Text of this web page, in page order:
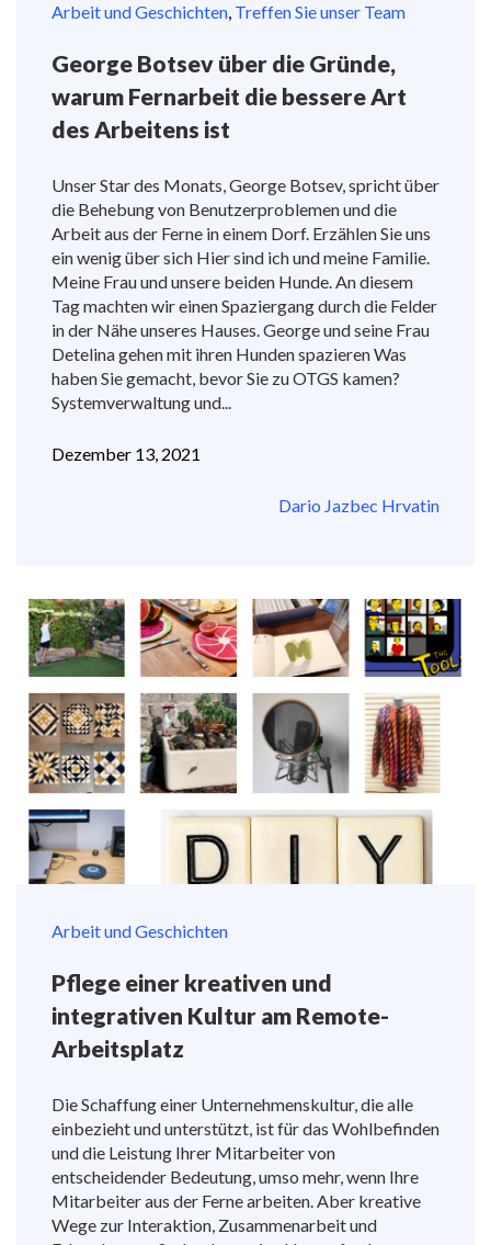
Arbeit und Geschichten, Treffen Sie unser Team
George Botsev über die Gründe,
warum Fernarbeit die bessere Art
des Arbeitens ist
Unser Star des Monats, George Botsev, spricht über
die Behebung von Benutzerproblemen und die
Arbeit aus der Ferne in einem Dorf. Erzählen Sie uns
ein wenig über sich Hier sind ich und meine Familie.
Meine Frau und unsere beiden Hunde. An diesem
Tag machten wir einen Spaziergang durch die Felder
in der Nähe unseres Hauses. George und seine Frau
Detelina gehen mit ihren Hunden spazieren Was
haben Sie gemacht, bevor Sie zu OTGS kamen?
Systemverwaltung und...
Dezember 13, 2021
Dario Jazbec Hrvatin
Arbeit und Geschichten
Pflege einer kreativen und
integrativen Kultur am Remote-
Arbeitsplatz
Die Schaffung einer Unternehmenskultur, die alle
einbezieht und unterstützt, ist für das Wohlbefinden
und die Leistung Ihrer Mitarbeiter von
entscheidender Bedeutung, umso mehr, wenn Ihre
Mitarbeiter aus der Ferne arbeiten. Aber kreative
Wege zur Interaktion, Zusammenarbeit und